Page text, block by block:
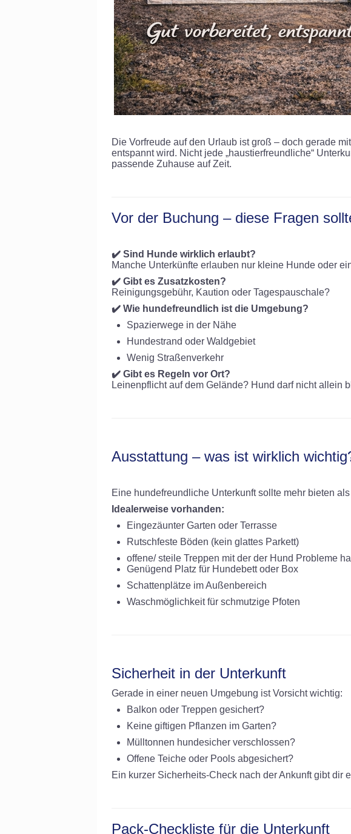
Die Vorfreude auf den Urlaub ist groß – doch gerade
entspannt wird. Nicht jede „haustierfreundliche“
passende Zuhause auf Zeit.
Vor der Buchung – diese Fragen
✔️ Sind Hunde wirklich erlaubt?
Manche Unterkünfte erlauben nur kleine Hunde oder
✔️ Gibt es Zusatzkosten?
Reinigungsgebühr, Kaution oder Tagespauschale?
✔️ Wie hundefreundlich ist die Umgebung?
Spazierwege in der Nähe
Hundestrand oder Waldgebiet
Wenig Straßenverkehr
✔️ Gibt es Regeln vor Ort?
Leinenpflicht auf dem Gelände? Hund darf nicht allein
Ausstattung – was ist wirklich
Eine hundefreundliche Unterkunft sollte mehr bieten
Idealerweise vorhanden:
Eingezäunter Garten oder Terrasse
Rutschfeste Böden (kein glattes Parkett)
offene/ steile Treppen mit der der Hund Probleme
Genügend Platz für Hundebett oder Box
Schattenplätze im Außenbereich
Waschmöglichkeit für schmutzige Pfoten
Sicherheit in der Unterkunft
Gerade in einer neuen Umgebung ist Vorsicht wichtig:
Balkon oder Treppen gesichert?
Keine giftigen Pflanzen im Garten?
Mülltonnen hundesicher verschlossen?
Offene Teiche oder Pools abgesichert?
Ein kurzer Sicherheits-Check nach der Ankunft gibt dir
Pack-Checkliste für die Unterkunft